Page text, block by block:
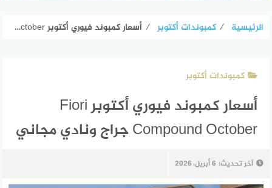
الرئيسية ⁄ كمبوندات أكتوبر ⁄ أسعار كمبوند فيوري أكتوبر Fiori Compound October جراج ونادي مجاني
كمبوندات أكتوبر
أسعار كمبوند فيوري أكتوبر Fiori
Compound October جراج ونادي مجاني
آخر تحديث: 6 أبريل، 2026